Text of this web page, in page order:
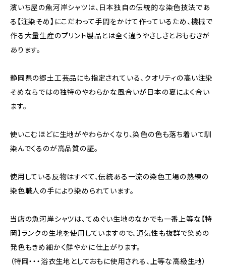
濱いち屋の魚河岸シャツは、日本独自の伝統的な染色技法であ
る【注染そめ】にこだわって手間をかけて作っているため、機械で
作る大量生産のプリント製品とは全く違うやさしさとおもむきが
あります。
静岡県の郷土工芸品にも指定されている、クオリティの高い注染
そめならではの独特のやわらかな風合いが日本の夏によく合い
ます。
使いこむほどに生地がやわらかくなり、染色の色も落ち着いて馴
染んでくるのが高品質の証。
使用している反物はすべて、伝統ある一流の染色工場の熟練の
染色職人の手により染められています。
当店の魚河岸シャツは、てぬぐい生地のなかでも一番上等な【特
岡】ランクの生地を使用していますので、通気性も抜群で染めの
発色もきめ細かく鮮やかに仕上がります。
（特岡・・・浴衣生地としておもに使用される、上等な高級生地）